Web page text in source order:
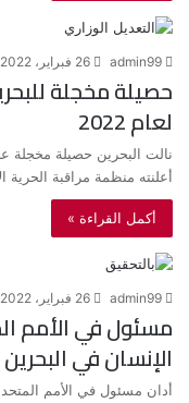
admin99 26 فبراير، 2022
حصيلة مخجلة
لعام 2022
أعلنته منظمة مراقبة
أكمل القراءة »
admin99 26 فبراير، 2022
مسئول في الأمم
الإنسان في
أدان مسئول في الأمم